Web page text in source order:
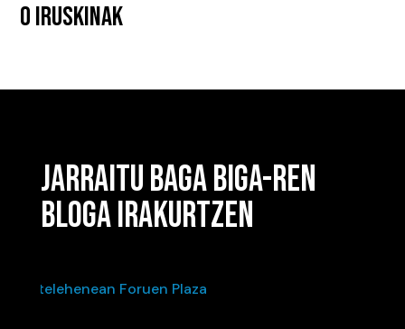
0 IRUSKINAK
JARRAITU BAGA BIGA-REN
BLOGA IRAKURTZEN